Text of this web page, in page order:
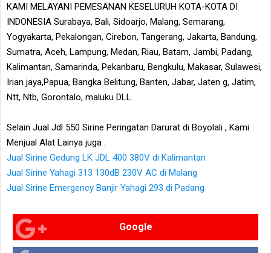
KAMI MELAYANI PEMESANAN KESELURUH KOTA-KOTA DI
INDONESIA Surabaya, Bali, Sidoarjo, Malang, Semarang,
Yogyakarta, Pekalongan, Cirebon, Tangerang, Jakarta, Bandung,
Sumatra, Aceh, Lampung, Medan, Riau, Batam, Jambi, Padang,
Kalimantan, Samarinda, Pekanbaru, Bengkulu, Makasar, Sulawesi,
Irian jaya,Papua, Bangka Belitung, Banten, Jabar, Jaten g, Jatim,
Ntt, Ntb, Gorontalo, maluku DLL
Selain Jual Jdl 550 Sirine Peringatan Darurat di Boyolali , Kami
Menjual Alat Lainya juga :
Jual Sirine Gedung LK JDL 400 380V di Kalimantan
Jual Sirine Yahagi 313 130dB 230V AC di Malang
Jual Sirine Emergency Banjir Yahagi 293 di Padang
Google